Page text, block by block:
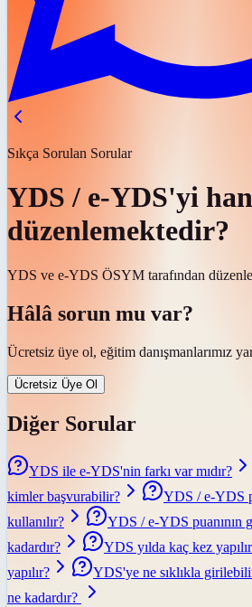
Sıkça Sorulan Sorular
YDS / e-YDS'yi
düzenlemektedir?
YDS ve e-YDS ÖSYM tarafından
Hâlâ sorun mu var?
Ücretsiz üye ol, eğitim danışmanlarımız
Ücretsiz Üye Ol
Diğer Sorular
YDS ile e-YDS'nin farkı var mıdır?
kimler başvurabilir?
YDS / e-YDS
kullanılır?
YDS / e-YDS puanının
kadardır?
YDS yılda kaç kez
yapılır?
YDS'ye ne sıklıkla
ne kadardır?